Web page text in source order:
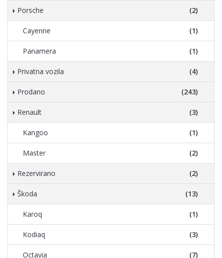
Porsche (2)
Cayenne (1)
Panamera (1)
Privatna vozila (4)
Prodano (243)
Renault (3)
Kangoo (1)
Master (2)
Rezervirano (2)
Škoda (13)
Karoq (1)
Kodiaq (3)
Octavia (7)